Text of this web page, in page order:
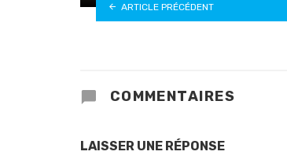
ARTICLE PRÉCÉDENT
COMMENTAIRES
LAISSER UNE RÉPONSE